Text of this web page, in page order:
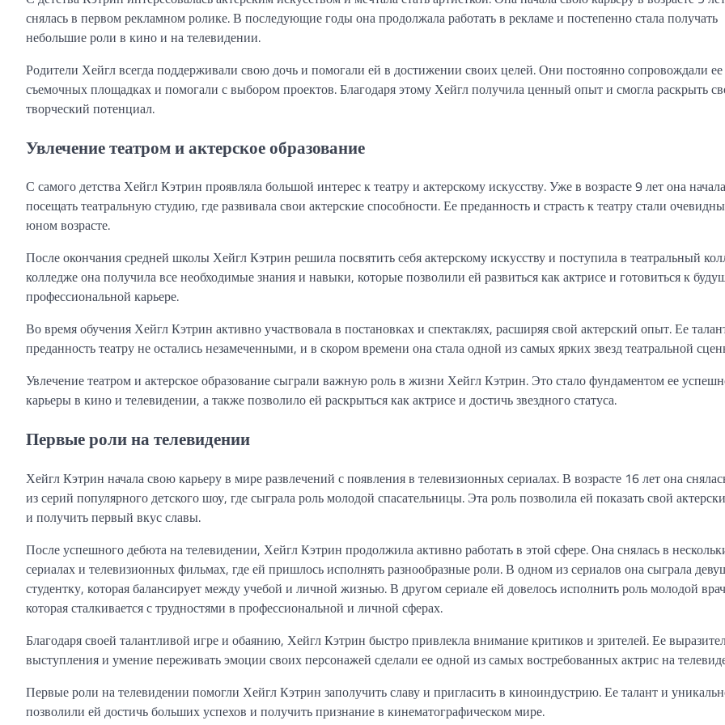
снялась в первом рекламном ролике. В последующие годы она продолжала работать в рекламе и постепенно стала получать
небольшие роли в кино и на телевидении.
Родители Хейгл всегда поддерживали свою дочь и помогали ей в достижении своих целей. Они постоянно сопровождали
съемочных площадках и помогали с выбором проектов. Благодаря этому Хейгл получила ценный опыт и смогла раскрыть
творческий потенциал.
Увлечение театром и актерское образование
С самого детства Хейгл Кэтрин проявляла большой интерес к театру и актерскому искусству. Уже в возрасте 9 лет она начала
посещать театральную студию, где развивала свои актерские способности. Ее преданность и страсть к театру стали
юном возрасте.
После окончания средней школы Хейгл Кэтрин решила посвятить себя актерскому искусству и поступила в театральный
колледже она получила все необходимые знания и навыки, которые позволили ей развиться как актрисе и готовиться к
профессиональной карьере.
Во время обучения Хейгл Кэтрин активно участвовала в постановках и спектаклях, расширяя свой актерский опыт. Ее
преданность театру не остались незамеченными, и в скором времени она стала одной из самых ярких звезд театральной
Увлечение театром и актерское образование сыграли важную роль в жизни Хейгл Кэтрин. Это стало фундаментом ее
карьеры в кино и телевидении, а также позволило ей раскрыться как актрисе и достичь звездного статуса.
Первые роли на телевидении
Хейгл Кэтрин начала свою карьеру в мире развлечений с появления в телевизионных сериалах. В возрасте 16 лет она
из серий популярного детского шоу, где сыграла роль молодой спасательницы. Эта роль позволила ей показать свой
и получить первый вкус славы.
После успешного дебюта на телевидении, Хейгл Кэтрин продолжила активно работать в этой сфере. Она снялась в
сериалах и телевизионных фильмах, где ей пришлось исполнять разнообразные роли. В одном из сериалов она сыграла
студентку, которая балансирует между учебой и личной жизнью. В другом сериале ей довелось исполнить роль молодой
которая сталкивается с трудностями в профессиональной и личной сферах.
Благодаря своей талантливой игре и обаянию, Хейгл Кэтрин быстро привлекла внимание критиков и зрителей. Ее
выступления и умение переживать эмоции своих персонажей сделали ее одной из самых востребованных актрис на
Первые роли на телевидении помогли Хейгл Кэтрин заполучить славу и пригласить в киноиндустрию. Ее талант и
позволили ей достичь больших успехов и получить признание в кинематографическом мире.